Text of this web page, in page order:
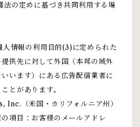
法の定めに基づき共同利用する場
情報の利用目的(3)に定められた
供先に対して外国（本邦の域外
います）にある広告配信業者に
とがあります。
（米国・カリフォルニア州）
の項目：お客様のメールアドレ